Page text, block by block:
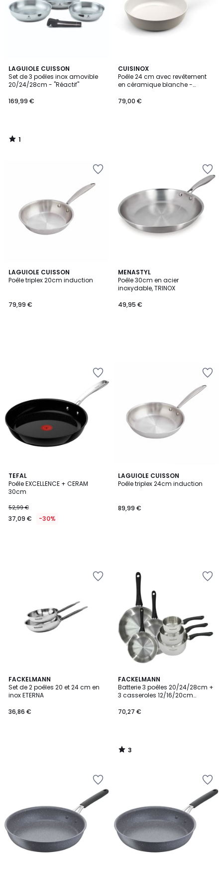
LAGUIOLE CUISSON
Set de 3 poêles inox amovible
20/24/28cm - "Réactif"
169,99 €
1
/
5
1
/
CUISINOX
Poêle 24 cm avec revêtement
en céramique blanche -
79,00 €
LAGUIOLE CUISSON
Poêle triplex 20cm induction
79,99 €
MENASTYL
Poêle 30cm en acier
inoxydable, TRINOX
49,95 €
TEFAL
Poêle EXCELLENCE + CERAM
30cm
52,99 €
37,09 € -30%
LAGUIOLE CUISSON
Poêle triplex 24cm induction
89,99 €
FACKELMANN
Set de 2 poêles 20 et 24 cm en
inox ETERNA
36,86 €
FACKELMANN
Batterie 3 poêles 20/24/28cm +
3 casseroles 12/16/20cm
70,27 €
3
/
5
3
/